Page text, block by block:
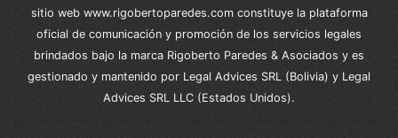
sitio web www.rigobertoparedes.com constituye la plataforma
oficial de comunicación y promoción de los servicios legales
brindados bajo la marca Rigoberto Paredes & Asociados y es
gestionado y mantenido por Legal Advices SRL (Bolivia) y Legal
Advices SRL LLC (Estados Unidos).